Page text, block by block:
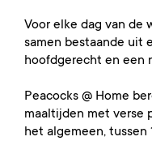
Voor elke dag van de
samen bestaande uit
hoofdgerecht en een
Peacocks @ Home
maaltijden met verse
het algemeen, tussen